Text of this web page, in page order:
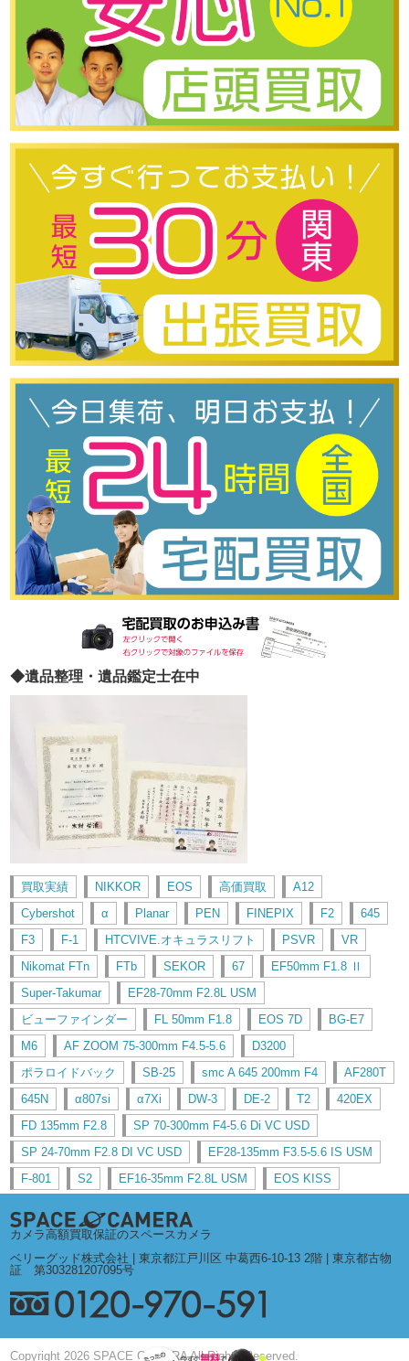
◆遺品整理・遺品鑑定士在中
買取実績 NIKKOR EOS 高価買取
A12
Cybershot
α Planar PEN FINEPIX F2
645
F3
F-1 HTCVIVE.オキュラスリフト PSVR
VR
Nikomat FTn
FTb SEKOR 67
EF50mm F1.8 Ⅱ
Super-Takumar
EF28-70mm F2.8L USM
ビューファインダー
FL 50mm F1.8 EOS 7D
BG-E7
M6
AF ZOOM 75-300mm F4.5-5.6
D3200
ポラロイドバック
SB-25 smc A 645 200mm F4
AF280T
645N
α807si α7Xi DW-3 DE-2 T2
420EX
FD 135mm F2.8
SP 70-300mm F4-5.6 Di VC USD
SP 24-70mm F2.8 DI VC USD
EF28-135mm F3.5-5.6 IS USM
F-801
S2 EF16-35mm F2.8L USM EOS KISS
カメラ高額買取保証のスペースカメラ
ベリーグッド株式会社 | 東京都江戸川区 中葛西6-10-13 2階 | 東京都古物
証 第303281207095号
Copyright 2026 SPACE CAMERA All Rights Reserved.